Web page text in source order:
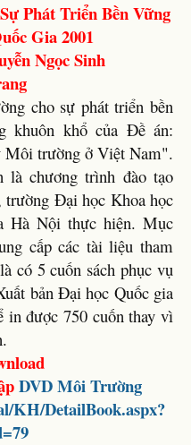
Phát Triển Bền Vững
Gia 2001
Ngọc Sinh
cho sự phát triển bền
khuôn khổ của Đề án:
Môi trường ở Việt Nam".
là chương trình đào tạo
Đại học Khoa học
Hà Nội thực hiện. Mục
cấp các tài liệu tham
có 5 cuốn sách phục vụ
bản Đại học Quốc gia
in được 750 cuốn thay vì
DVD Môi Trường
KH/DetailBook.aspx?